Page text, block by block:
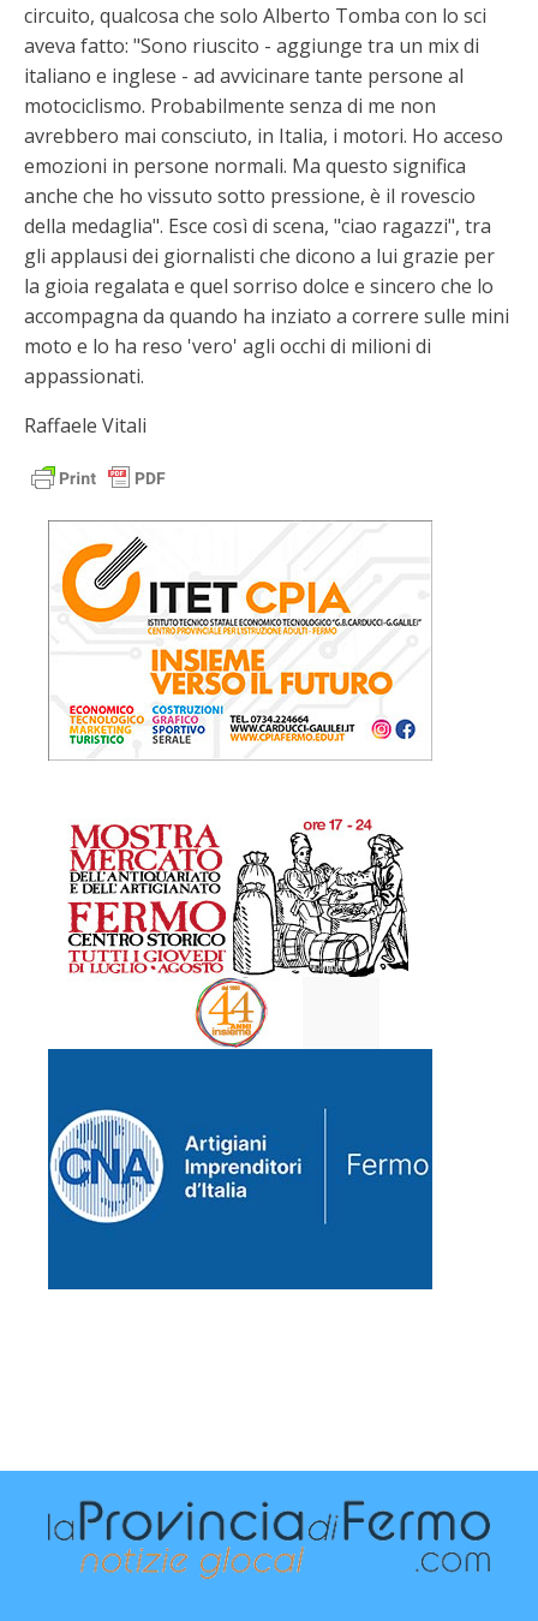
circuito, qualcosa che solo Alberto Tomba con lo sci
aveva fatto: "Sono riuscito - aggiunge tra un mix di
italiano e inglese - ad avvicinare tante persone al
motociclismo. Probabilmente senza di me non
avrebbero mai consciuto, in Italia, i motori. Ho acceso
emozioni in persone normali. Ma questo significa
anche che ho vissuto sotto pressione, è il rovescio
della medaglia". Esce così di scena, "ciao ragazzi", tra
gli applausi dei giornalisti che dicono a lui grazie per
la gioia regalata e quel sorriso dolce e sincero che lo
accompagna da quando ha inziato a correre sulle mini
moto e lo ha reso 'vero' agli occhi di milioni di
appassionati.
Raffaele Vitali